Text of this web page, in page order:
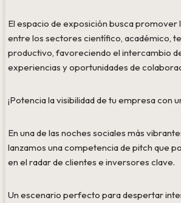
El espacio de exposición busca promover
entre los sectores científico, académico,
productivo, favoreciendo el intercambio
experiencias y oportunidades de
¡Potencia la visibilidad de tu empresa con
En una de las noches sociales más
lanzamos una competencia de pitch que
en el radar de clientes e inversores clave.
Un escenario perfecto para despertar